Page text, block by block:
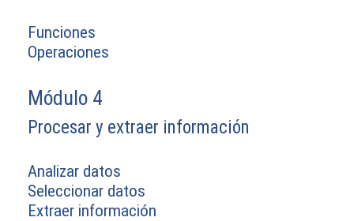
Funciones
Operaciones
Módulo 4
Procesar y extraer información
Analizar datos
Seleccionar datos
Extraer información